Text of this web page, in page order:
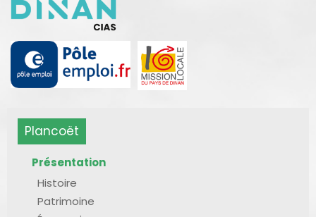
Plancoët
Présentation
Histoire
Patrimoine